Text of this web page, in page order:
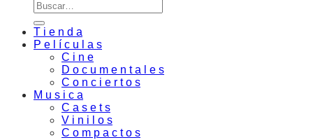
T i e n d a
P e l í c u l a s
C i n e
D o c u m e n t a l e s
C o n c i e r t o s
M u s i c a
C a s e t s
V i n i l o s
C o m p a c t o s